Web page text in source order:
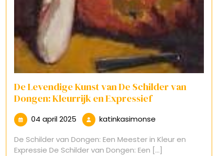
De Levendige Kunst van De Schilder van
Dongen: Kleurrijk en Expressief
04 april 2025 04
april
2025
katinkasimonse
De Schilder van Dongen: Een Meester in Kleur en
Expressie De Schilder van Dongen: Een [...]